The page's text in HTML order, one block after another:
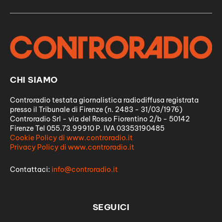
CHI SIAMO
Controradio testata giornalistica radiodiffusa registrata
presso il Tribunale di Firenze (n. 2483 - 31/03/1976)
Controradio Srl - via del Rosso Fiorentino 2/b - 50142
Firenze Tel 055.73.99910 P. IVA 03353190485
Cookie Policy di www.controradio.it
Privacy Policy di www.controradio.it
Contattaci: info@controradio.it
SEGUICI